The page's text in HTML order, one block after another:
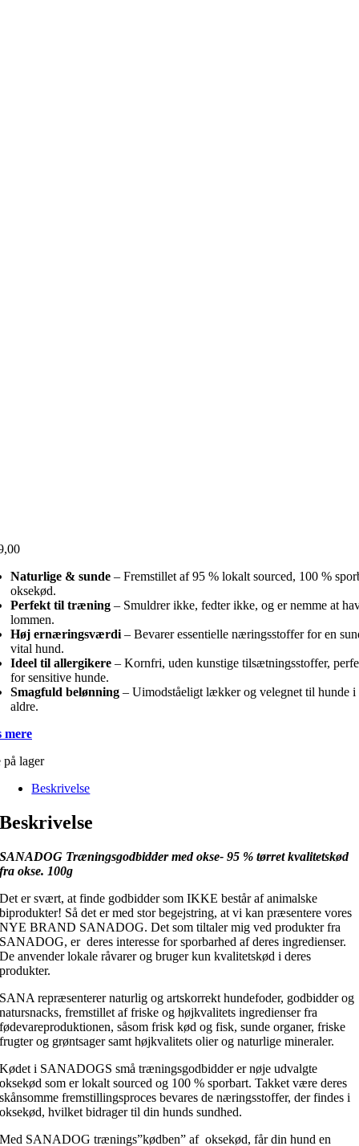
Naturlige & sunde – Fremstillet af 95 % lokalt sourced, 100 %
oksekød.
Perfekt til træning – Smuldrer ikke, fedter ikke, og er nemme at
lommen.
Høj ernæringsværdi – Bevarer essentielle næringsstoffer for en
vital hund.
Ideel til allergikere – Kornfri, uden kunstige tilsætningsstoffer,
for sensitive hunde.
Smagfuld belønning – Uimodståeligt lækker og velegnet til hunde i
aldre.
mere
på lager
Beskrivelse
Beskrivelse
SANADOG Træningsgodbidder med okse- 95 % tørret kvalitetskød
fra okse. 100g
Det er svært, at finde godbidder som IKKE består af animalske
biprodukter! Så det er med stor begejstring, at vi kan præsentere vores
NYE BRAND SANADOG. Det som tiltaler mig ved produkter fra
SANADOG, er deres interesse for sporbarhed af deres ingredienser.
De anvender lokale råvarer og bruger kun kvalitetskød i deres
produkter.
SANA repræsenterer naturlig og artskorrekt hundefoder, godbidder og
natursnacks, fremstillet af friske og højkvalitets ingredienser fra
fødevareproduktionen, såsom frisk kød og fisk, sunde organer, friske
frugter og grøntsager samt højkvalitets olier og naturlige mineraler.
Kødet i SANADOGS små træningsgodbidder er nøje udvalgte
oksekød som er lokalt sourced og 100 % sporbart. Takket være deres
skånsomme fremstillingsproces bevares de næringsstoffer, der findes i
oksekød, hvilket bidrager til din hunds sundhed.
Med SANADOG trænings”kødben” af oksekød, får din hund en